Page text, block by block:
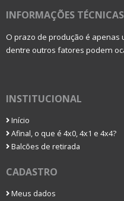
INFORMAÇÕES TÉCNICAS
O prazo de produção é
dentre outros fatores podem
INSTITUCIONAL
Início
Afinal, o que é 4x0, 4x1 e 4x4?
Balcões de retirada
CADASTRO
Meus dados